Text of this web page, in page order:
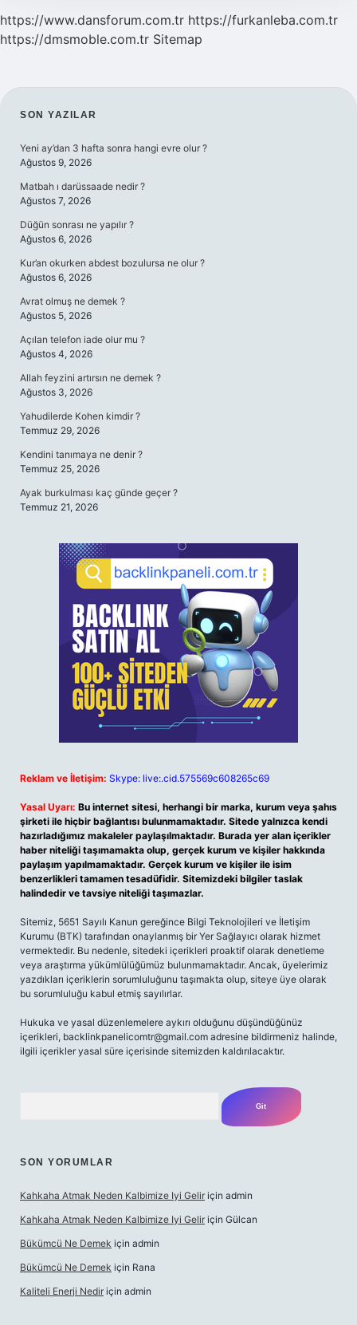
https://www.dansforum.com.tr https://furkanleba.com.tr
https://dmsmoble.com.tr Sitemap
SIDEBAR
SON YAZILAR
Yeni ay’dan 3 hafta sonra hangi evre olur ?
Ağustos 9, 2026
Matbah ı darüssaade nedir ?
Ağustos 7, 2026
Düğün sonrası ne yapılır ?
Ağustos 6, 2026
Kur’an okurken abdest bozulursa ne olur ?
Ağustos 6, 2026
Avrat olmuş ne demek ?
Ağustos 5, 2026
Açılan telefon iade olur mu ?
Ağustos 4, 2026
Allah feyzini artırsın ne demek ?
Ağustos 3, 2026
Yahudilerde Kohen kimdir ?
Temmuz 29, 2026
Kendini tanımaya ne denir ?
Temmuz 25, 2026
Ayak burkulması kaç günde geçer ?
Temmuz 21, 2026
Reklam ve İletişim: Skype: live:.cid.575569c608265c69
Yasal Uyarı: Bu internet sitesi, herhangi bir marka, kurum veya şahıs
şirketi ile hiçbir bağlantısı bulunmamaktadır. Sitede yalnızca kendi
hazırladığımız makaleler paylaşılmaktadır. Burada yer alan içerikler
haber niteliği taşımamakta olup, gerçek kurum ve kişiler hakkında
paylaşım yapılmamaktadır. Gerçek kurum ve kişiler ile isim
benzerlikleri tamamen tesadüfidir. Sitemizdeki bilgiler taslak
halindedir ve tavsiye niteliği taşımazlar.
Sitemiz, 5651 Sayılı Kanun gereğince Bilgi Teknolojileri ve İletişim
Kurumu (BTK) tarafından onaylanmış bir Yer Sağlayıcı olarak hizmet
vermektedir. Bu nedenle, sitedeki içerikleri proaktif olarak denetleme
veya araştırma yükümlülüğümüz bulunmamaktadır. Ancak, üyelerimiz
yazdıkları içeriklerin sorumluluğunu taşımakta olup, siteye üye olarak
bu sorumluluğu kabul etmiş sayılırlar.
Hukuka ve yasal düzenlemelere aykırı olduğunu düşündüğünüz
içerikleri, backlinkpanelicomtr@gmail.com adresine bildirmeniz halinde,
ilgili içerikler yasal süre içerisinde sitemizden kaldırılacaktır.
SON YORUMLAR
Kahkaha Atmak Neden Kalbimize Iyi Gelir için admin
Kahkaha Atmak Neden Kalbimize Iyi Gelir için Gülcan
Bükümcü Ne Demek için admin
Bükümcü Ne Demek için Rana
Kaliteli Enerji Nedir için admin